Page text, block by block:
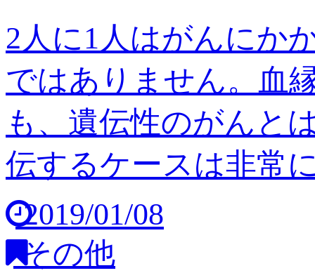
2人に1人はがんにか
ではありません。血
も、遺伝性のがんと
伝するケースは非常
2019/01/08
その他